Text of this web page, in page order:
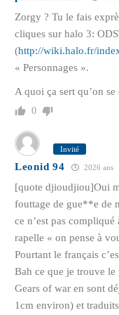
Zorgy ? Tu le fais
cliques sur halo 3:
(http://wiki.halo.fr/
« Personnages ».
A quoi ça sert qu’on se
0
Invité
Leonid 94 2026 ans
[quote djioudjiou]Oui
fouttage de gue**e de
ce n’est pas
rapelle « on pense à
Pourtant le français
Bah ce que je trouve le
Gears of war en sont
1cm environ) et